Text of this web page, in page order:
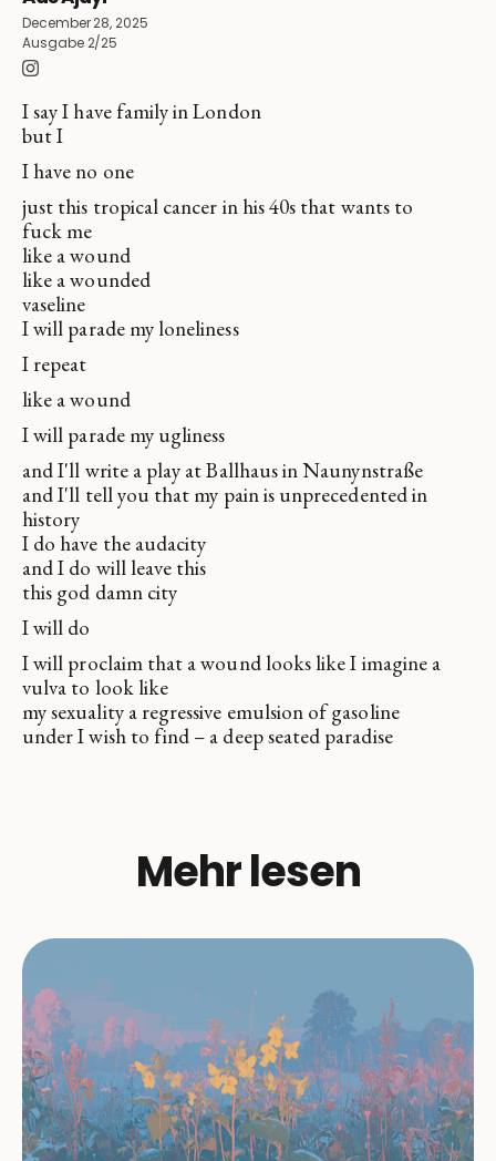
December 28, 2025
Ausgabe 2/25
I say I have family in London
but I
I have no one
just this tropical cancer in his 40s that wants to
fuck me
like a wound
like a wounded
vaseline
I will parade my loneliness
I repeat
like a wound
I will parade my ugliness
and I'll write a play at Ballhaus in Naunynstraße
and I'll tell you that my pain is unprecedented in
history
I do have the audacity
and I do will leave this
this god damn city
I will do
I will proclaim that a wound looks like I imagine a
vulva to look like
my sexuality a regressive emulsion of gasoline
under I wish to find – a deep seated paradise
Mehr lesen